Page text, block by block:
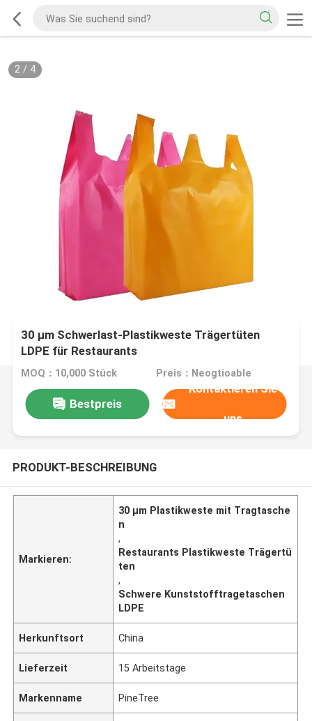
2/ 4
30 μm Schwerlast-Plastikweste Trägertüten
LDPE für Restaurants
MOQ：10,000 Stück Preis：Neogtioable
Bestpreis
Kontaktieren Sie
uns
PRODUKT-BESCHREIBUNG
Markieren:
30 μm Plastikweste mit Tragtasche
n
,
Restaurants Plastikweste Trägertü
ten
,
Schwere Kunststofftragetaschen
LDPE
Herkunftsort China
Lieferzeit 15 Arbeitstage
Markenname PineTree